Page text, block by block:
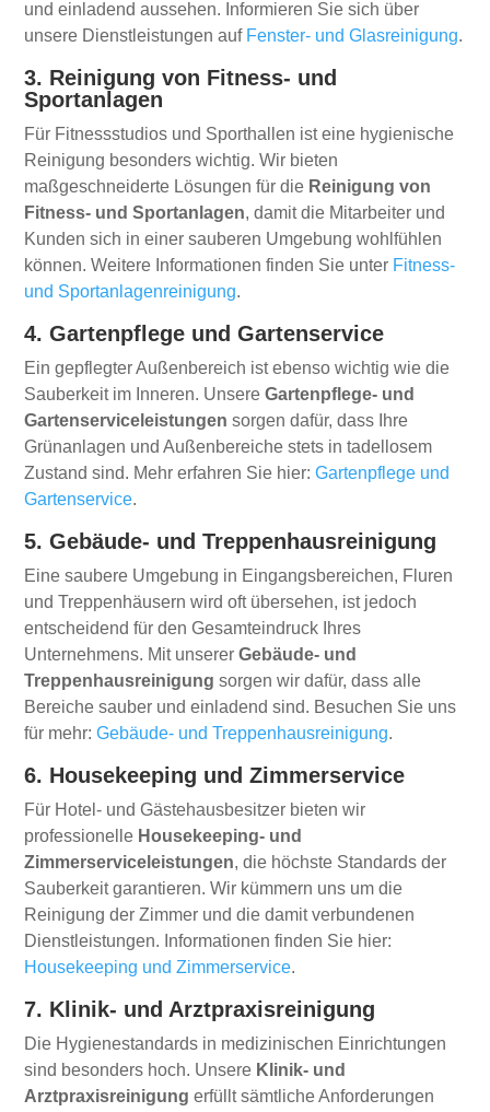
und einladend aussehen. Informieren Sie sich über
unsere Dienstleistungen auf Fenster- und Glasreinigung.
3. Reinigung von Fitness- und
Sportanlagen
Für Fitnessstudios und Sporthallen ist eine hygienische
Reinigung besonders wichtig. Wir bieten
maßgeschneiderte Lösungen für die Reinigung von
Fitness- und Sportanlagen, damit die Mitarbeiter und
Kunden sich in einer sauberen Umgebung wohlfühlen
können. Weitere Informationen finden Sie unter Fitness-
und Sportanlagenreinigung.
4. Gartenpflege und Gartenservice
Ein gepflegter Außenbereich ist ebenso wichtig wie die
Sauberkeit im Inneren. UnsereGartenpflege- und
Gartenserviceleistungen sorgen dafür, dass Ihre
Grünanlagen und Außenbereiche stets in tadellosem
Zustand sind. Mehr erfahren Sie hier:Gartenpflege und
Gartenservice.
5. Gebäude- und Treppenhausreinigung
Eine saubere Umgebung in Eingangsbereichen, Fluren
und Treppenhäusern wird oft übersehen, ist jedoch
entscheidend für den Gesamteindruck Ihres
Unternehmens. Mit unsererGebäude- und
Treppenhausreinigung sorgen wir dafür, dass alle
Bereiche sauber und einladend sind. Besuchen Sie uns
für mehr:Gebäude- und Treppenhausreinigung.
6. Housekeeping und Zimmerservice
Für Hotel- und Gästehausbesitzer bieten wir
professionelle Housekeeping- und
Zimmerserviceleistungen, die höchste Standards der
Sauberkeit garantieren. Wir kümmern uns um die
Reinigung der Zimmer und die damit verbundenen
Dienstleistungen. Informationen finden Sie hier:
Housekeeping und Zimmerservice.
7. Klinik- und Arztpraxisreinigung
Die Hygienestandards in medizinischen Einrichtungen
sind besonders hoch. Unsere Klinik- und
Arztpraxisreinigung erfüllt sämtliche Anforderungen